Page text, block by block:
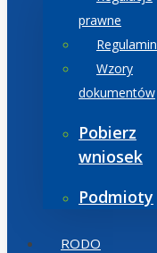
prawne
Regulamin
Wzory
dokumentów
Pobierz
wniosek
Podmioty
RODO